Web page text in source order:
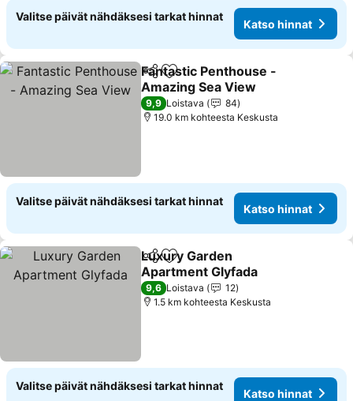
Valitse päivät nähdäksesi tarkat hinnat
Katso hinnat
Jaa Lisää suosikkeihin
Fantastic Penthouse -
Amazing Sea View
9,9 Loistava
84
19.0 km kohteesta Keskusta
Valitse päivät nähdäksesi tarkat hinnat
Katso hinnat
Jaa Lisää suosikkeihin
Luxury Garden
Apartment Glyfada
9,6 Loistava
12
1.5 km kohteesta Keskusta
Valitse päivät nähdäksesi tarkat hinnat
Katso hinnat